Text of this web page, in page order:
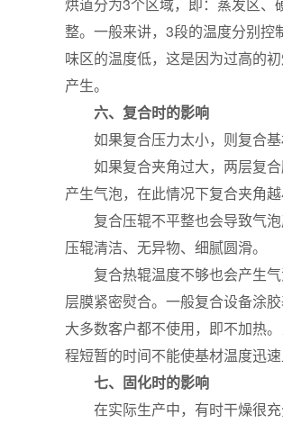
整。一般来讲，3段的温度分别
味区的温度低，这是因为过高的
产生。
六、复合时的影响
如果复合压力太小，则复合
如果复合夹角过大，两层复
产生气泡，在此情况下复合夹角越
复合压辊不平整也会导致气
压辊清洁、无异物、细腻圆滑。
复合热辊温度不够也会产生
层膜紧密熨合。一般复合设备涂
大多数客户都不使用，即不加热
程短暂的时间不能使基材温度迅
七、固化时的影响
在实际生产中，有时干燥很